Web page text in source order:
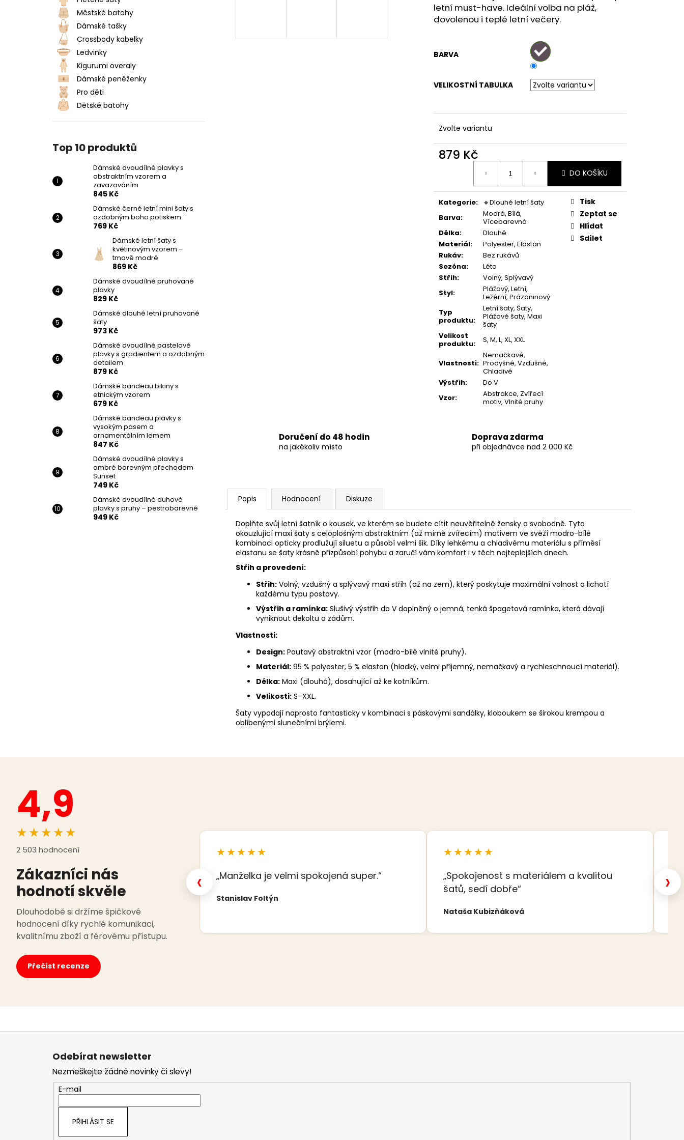
Městské batohy
Dámské tašky
Crossbody kabelky
Ledvinky
Kigurumi overaly
Dámské peněženky
Pro děti
Dětské batohy
Top 10 produktů
Dámské dvoudílné plavky s
abstraktním vzorem a
zavazováním
845 Kč
Dámské černé letní mini šaty s
ozdobným boho potiskem
769 Kč
Dámské letní šaty s
květinovým vzorem –
tmavě modré
869 Kč
Dámské dvoudílné pruhované
plavky
829 Kč
Dámské dlouhé letní pruhované
šaty
973 Kč
Dámské dvoudílné pastelové
plavky s gradientem a ozdobným
detailem
879 Kč
Dámské bandeau bikiny s
etnickým vzorem
679 Kč
Dámské bandeau plavky s
vysokým pasem a
ornamentálním lemem
847 Kč
Dámské dvoudílné plavky s
ombré barevným přechodem
Sunset
749 Kč
Dámské dvoudílné duhové
plavky s pruhy – pestrobarevné
949 Kč
letní must-have. Ideální volba na pláž,
dovolenou i teplé letní večery.
BARVA
VELIKOSTNÍ TABULKA
Zvolte variantu
879 Kč
DO KOŠÍKU
Kategorie:
🔸Dlouhé letní šaty
Barva:
Modrá, Bílá,
Vícebarevná
Délka:
Dlouhé
Materiál:
Polyester, Elastan
Rukáv:
Bez rukávů
Sezóna:
Léto
Střih:
Volný, Splývavý
Styl:
Plážový, Letní,
Ležérní, Prázdninový
Typ
produktu:
Letní šaty, Šaty,
Plážové šaty, Maxi
šaty
Velikost
produktu: S, M, L, XL, XXL
Vlastnosti:
Nemačkavé,
Prodyšné, Vzdušné,
Chladivé
Výstřih:
Do V
Vzor:
Abstrakce, Zvířecí
motiv, Vlnité pruhy
Tisk
Zeptat se
Hlídat
Sdílet
Doručení do 48 hodin
na jakékoliv místo
Doprava zdarma
při objednávce nad 2 000 Kč
Popis Hodnocení Diskuze
Doplňte svůj letní šatník o kousek, ve kterém se budete cítit neuvěřitelně žensky a svobodně. Tyto
okouzlující maxi šaty s celoplošným abstraktním (až mírně zvířecím) motivem ve svěží modro-bílé
kombinaci opticky prodlužují siluetu a působí velmi šik. Díky lehkému a chladivému materiálu s příměsí
elastanu se šaty krásně přizpůsobí pohybu a zaručí vám komfort i v těch nejteplejších dnech.
Střih a provedení:
Střih: Volný, vzdušný a splývavý maxi střih (až na zem), který poskytuje maximální volnost a lichotí
každému typu postavy.
Výstřih a ramínka: Slušivý výstřih do V doplněný o jemná, tenká špagetová ramínka, která dávají
vyniknout dekoltu a zádům.
Vlastnosti:
Design: Poutavý abstraktní vzor (modro-bílé vlnité pruhy).
Materiál: 95 % polyester, 5 % elastan (hladký, velmi příjemný, nemačkavý a rychleschnoucí materiál).
Délka: Maxi (dlouhá), dosahující až ke kotníkům.
Velikosti: S–XXL.
Šaty vypadají naprosto fantasticky v kombinaci s páskovými sandálky, kloboukem se širokou krempou a
oblíbenými slunečními brýlemi.
DÁMSKÉ DVOUDÍLNÉ PLAVKY S
ABSTRAKTNÍM VZOREM A
ZAVAZOVÁNÍM
845 Kč
DÁMSKÉ LETNÍ ŠATY S KVĚTINOVÝM
VZOREM – TMAVĚ MODRÉ
4,9
★★★★★
2 503 hodnocení
Zákazníci nás
hodnotí skvěle
Dlouhodobě si držíme špičkové
hodnocení díky rychlé komunikaci,
kvalitnímu zboží a férovému přístupu.
Přečíst recenze
‹
★★★★★
„Manželka je velmi spokojená super.“
Stanislav Foltýn
★★★★★
„Spokojenost s materiálem a kvalitou
šatů, sedí dobře“
Nataša Kubizňáková
›
Z
Odebírat newsletter
Nezmeškejte žádné novinky či slevy!
E-mail
PŘIHLÁSIT SE